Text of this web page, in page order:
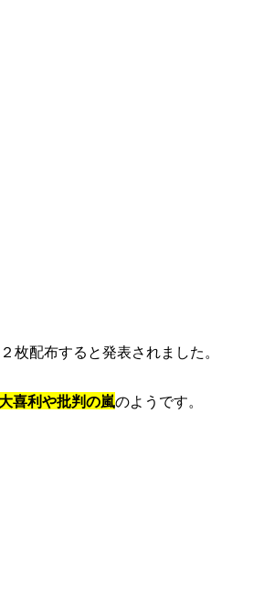
枚配布すると発表されました。
喜利や批判の嵐のようです。